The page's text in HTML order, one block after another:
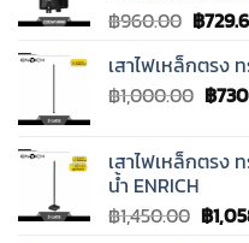
฿960.00
was:
฿
฿
เสาไฟเหล็กตรง
฿1,000.00
฿
฿
เสาไฟเหล็กตรง
น้ำ ENRICH
฿1,450.00 ฿